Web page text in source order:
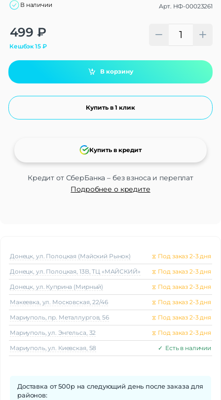
В наличии Арт. НФ-00023261
499 ₽
Кешбэк15₽
В корзину
Купить в 1 клик
Кредит от СберБанка – без взноса и переплат
Подробнее о кредите
Купить в кредит
Alternative:
Донецк, ул. Полоцкая (Майский Рынок) ⧖ Под заказ 2-3 дня
Донецк, ул. Полоцкая, 13В, ТЦ «МАЙСКИЙ» ⧖ Под заказ 2-3 дня
Донецк, ул. Куприна (Мирный) ⧖ Под заказ 2-3 дня
Макеeвка, ул. Московская, 22/46 ⧖ Под заказ 2-3 дня
Мариуполь, пр. Металлургов, 56 ⧖ Под заказ 2-3 дня
Мариуполь, ул. Энгельса, 32 ⧖ Под заказ 2-3 дня
Мариуполь, ул. Киевская, 58 ✓ Есть в наличии
Доставка от 500р на следующий день после заказа для
районов: